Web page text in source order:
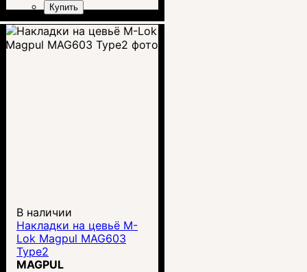
Купить
В наличии
Накладки на цевьё M-
Lok Magpul MAG603
Type2
MAGPUL